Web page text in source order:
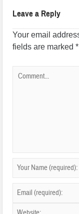
Leave a Reply
Your email
fields are marked*